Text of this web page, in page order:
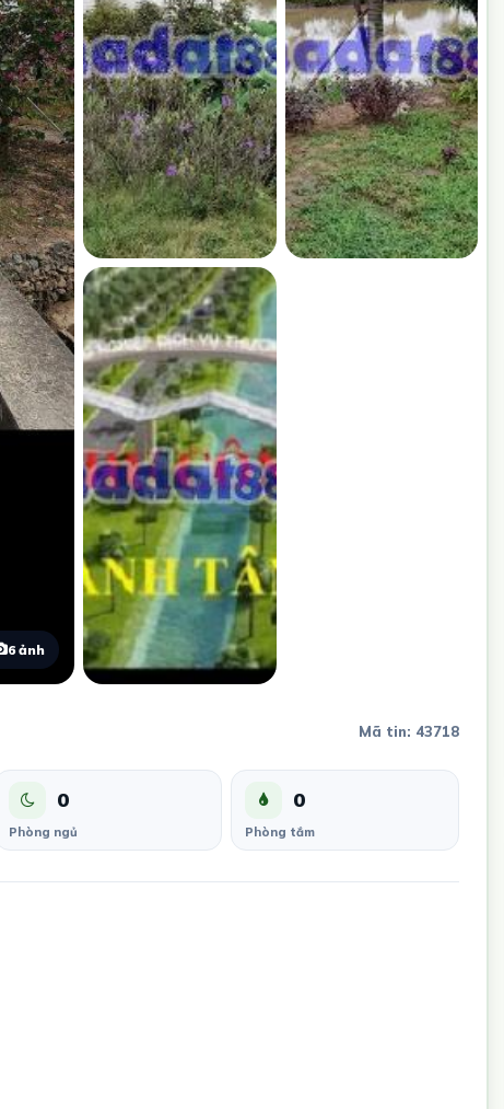
6 ảnh
Mã tin: 43718
0
Phòng ngủ
0
Phòng tắm